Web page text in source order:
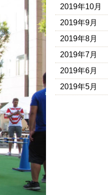
2019年10月
2019年9月
2019年8月
2019年7月
2019年6月
2019年5月